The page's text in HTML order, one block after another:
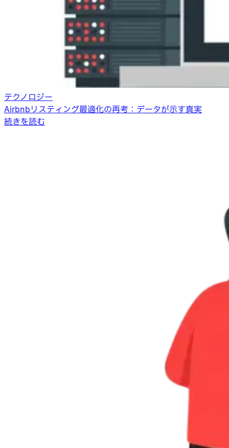
テクノロジー
Airbnbリスティング最適化の再考：データが示す真実
続きを読む